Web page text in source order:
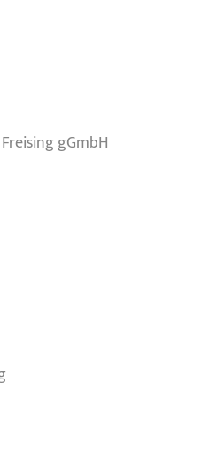
gGmbH